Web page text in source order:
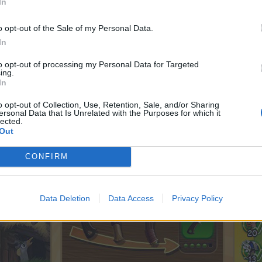
opt-out of the Sale of my Personal Data.
opt-out of processing my Personal Data for Targeted
opt-out of Collection, Use, Retention, Sale, and/or Sharing
Data that Is Unrelated with the Purposes for which it
CONFIRM
Data Deletion Data Access Privacy Policy